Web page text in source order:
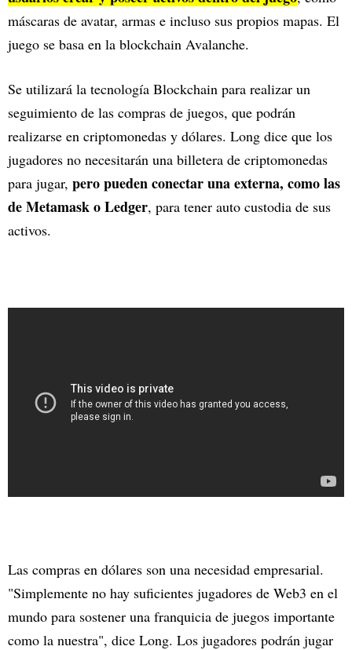
máscaras de avatar, armas e incluso sus propios mapas. El
juego se basa en la blockchain Avalanche.
Se utilizará la tecnología Blockchain para realizar un
seguimiento de las compras de juegos, que podrán
realizarse en criptomonedas y dólares. Long dice que los
jugadores no necesitarán una billetera de criptomonedas
para jugar, pero pueden conectar una externa, como las
de Metamask o Ledger, para tener auto custodia de sus
activos.
Las compras en dólares son una necesidad empresarial.
"Simplemente no hay suficientes jugadores de Web3 en el
mundo para sostener una franquicia de juegos importante
como la nuestra", dice Long. Los jugadores podrán jugar